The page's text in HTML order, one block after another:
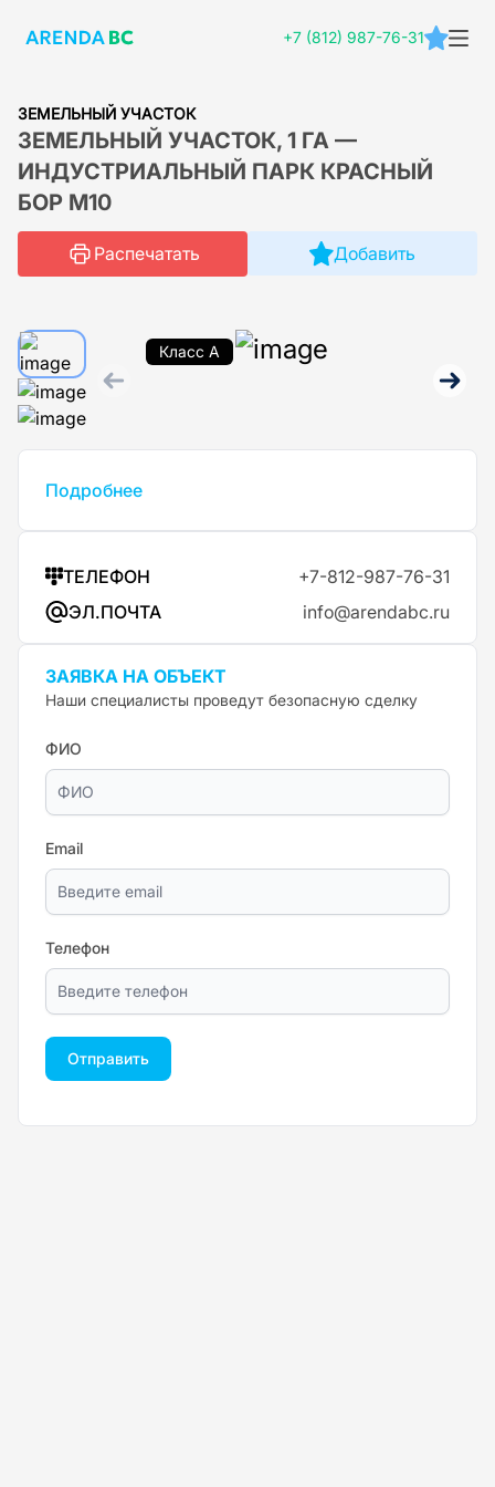
+7 (812) 987-76-31
ЗЕМЕЛЬНЫЙ УЧАСТОК
ЗЕМЕЛЬНЫЙ УЧАСТОК, 1 ГА —
ИНДУСТРИАЛЬНЫЙ ПАРК КРАСНЫЙ
БОР М10
Распечатать Добавить
Класс A
Подробнее
ТЕЛЕФОН
+7-812-987-76-31
ЭЛ.ПОЧТА
info@arendabc.ru
ЗАЯВКА НА ОБЪЕКТ
Наши специалисты проведут безопасную сделку
ФИО
Email
Телефон
Отправить